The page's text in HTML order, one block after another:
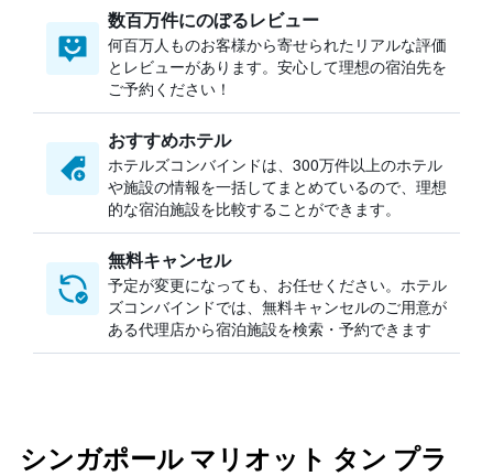
数百万件にのぼるレビュー
何百万人ものお客様から寄せられたリアルな評価
とレビューがあります。安心して理想の宿泊先を
ご予約ください！
おすすめホテル
ホテルズコンバインドは、300万件以上のホテル
や施設の情報を一括してまとめているので、理想
的な宿泊施設を比較することができます。
無料キャンセル
予定が変更になっても、お任せください。ホテル
ズコンバインドでは、無料キャンセルのご用意が
ある代理店から宿泊施設を検索・予約できます
シンガポール マリオット タン プラ